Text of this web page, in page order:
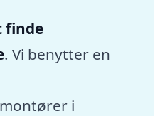
finde
. Vi benytter en
i